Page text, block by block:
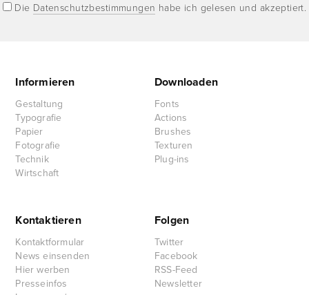
Die Datenschutzbestimmungen habe ich gelesen und akzeptiert.
Informieren
Gestaltung
Typografie
Papier
Fotografie
Technik
Wirtschaft
Downloaden
Fonts
Actions
Brushes
Texturen
Plug-ins
Kontaktieren
Kontaktformular
News einsenden
Hier werben
Presseinfos
Folgen
Twitter
Facebook
RSS-Feed
Newsletter